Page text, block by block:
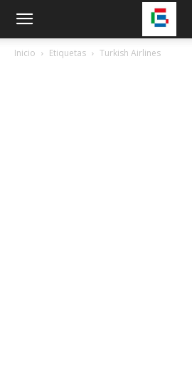
Inicio Etiquetas Turkish Airlines